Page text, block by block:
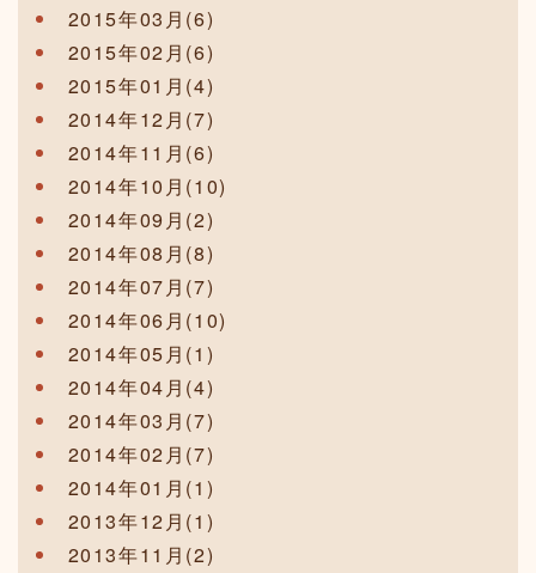
2015年03月(6)
2015年02月(6)
2015年01月(4)
2014年12月(7)
2014年11月(6)
2014年10月(10)
2014年09月(2)
2014年08月(8)
2014年07月(7)
2014年06月(10)
2014年05月(1)
2014年04月(4)
2014年03月(7)
2014年02月(7)
2014年01月(1)
2013年12月(1)
2013年11月(2)